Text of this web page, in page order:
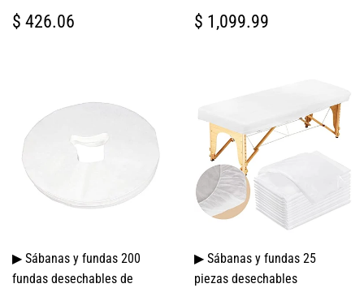
PRECIO
HABITUAL
$ 426.06 PRECIO
HABITUAL
$ 1,099.99
▶ Sábanas y fundas 200
fundas desechables de
▶ Sábanas y fundas 25
piezas desechables